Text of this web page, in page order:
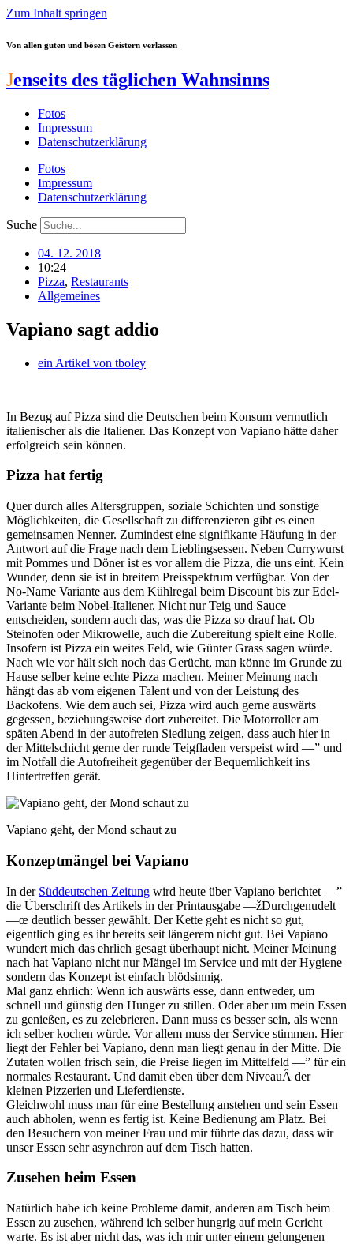
Zum Inhalt springen
Von allen guten und bösen Geistern verlassen
Jenseits des täglichen Wahnsinns
Fotos
Impressum
Datenschutzerklärung
Fotos
Impressum
Datenschutzerklärung
Suche
04. 12. 2018
10:24
Pizza, Restaurants
Allgemeines
Vapiano sagt addio
ein Artikel von tboley
In Bezug auf Pizza sind die Deutschen beim Konsum vermutlich
italienischer als die Italiener. Das Konzept von Vapiano hätte daher
erfolgreich sein können.
Pizza hat fertig
Quer durch alles Altersgruppen, soziale Schichten und sonstige
Möglichkeiten, die Gesellschaft zu differenzieren gibt es einen
gemeinsamen Nenner. Zumindest eine signifikante Häufung in der
Antwort auf die Frage nach dem Lieblingsessen. Neben Currywurst
mit Pommes und Döner ist es vor allem die Pizza, die uns eint. Kein
Wunder, denn sie ist in breitem Preisspektrum verfügbar. Von der
No-Name Variante aus dem Kühlregal beim Discount bis zur Edel-
Variante beim Nobel-Italiener. Nicht nur Teig und Sauce
entscheiden, sondern auch das, was die Pizza so drauf hat. Ob
Steinofen oder Mikrowelle, auch die Zubereitung spielt eine Rolle.
Insofern ist Pizza ein weites Feld, wie Günter Grass sagen würde.
Nach wie vor hält sich noch das Gerücht, man könne im Grunde zu
Hause selber keine echte Pizza machen. Meiner Meinung nach
hängt das ab vom eigenen Talent und von der Leistung des
Backofens. Wie dem auch sei, Pizza wird auch gerne auswärts
gegessen, beziehungsweise dort zubereitet. Die Motorroller am
späten Abend in der autofreien Siedlung zeigen, dass auch hier in
der Mittelschicht gerne der runde Teigfladen verspeist wird —” und
im Notfall die Autofreiheit gegenüber der Bequemlichkeit ins
Hintertreffen gerät.
Vapiano geht, der Mond schaut zu
Konzeptmängel bei Vapiano
In der Süddeutschen Zeitung wird heute über Vapiano berichtet —”
die Überschrift des Artikels in der Printausgabe —žDurchgenudelt
—œ deutlich besser gewählt. Der Kette geht es nicht so gut,
eigentlich ging es ihr bereits seit längerem nicht gut. Bei Vapiano
wundert mich das ehrlich gesagt überhaupt nicht. Meiner Meinung
nach hat Vapiano nicht nur Mängel im Service und mit der Hygiene
sondern das Konzept ist einfach blödsinnig.
Mal ganz ehrlich: Wenn ich auswärts esse, dann entweder, um
schnell und günstig den Hunger zu stillen. Oder aber um mein Essen
zu genießen, es zu zelebrieren. Dann muss es besser sein, als wenn
ich selber kochen würde. Vor allem muss der Service stimmen. Hier
liegt der Fehler bei Vapiano, denn man liegt genau in der Mitte. Die
Zutaten wollen frisch sein, die Preise liegen im Mittelfeld —” für ein
normales Restaurant. Und damit eben über dem NiveauÂ der
kleinen Pizzerien und Lieferdienste.
Gleichwohl muss man für eine Bestellung anstehen und sein Essen
auch abholen, wenn es fertig ist. Keine Bedienung am Platz. Bei
den Besuchern von meiner Frau und mir führte das dazu, dass wir
unser Essen sehr asynchron auf dem Tisch hatten.
Zusehen beim Essen
Natürlich habe ich keine Probleme damit, anderen am Tisch beim
Essen zu zusehen, während ich selber hungrig auf mein Gericht
warte. Es ist aber nicht das, was ich mir unter einem gelungenen